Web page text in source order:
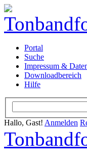
Portal
Suche
Impressum &
Downloadbereich
Hilfe
Hallo, Gast! Anmelden